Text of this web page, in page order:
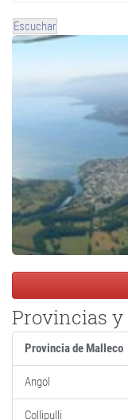
Escuchar
Provincias
Provincia de Malleco
Angol
Collipulli